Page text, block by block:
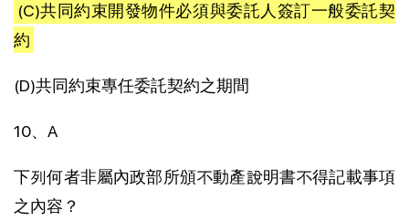
(C)共同約束開發物件必須與委託人簽訂一般委託契
約
(D)共同約束專任委託契約之期間
10、A
下列何者非屬內政部所頒不動產說明書不得記載事項
之內容？